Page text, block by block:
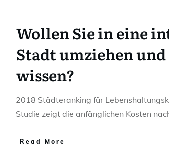
Wollen Sie in eine
Stadt umziehen
wissen?
2018 Städteranking für
Studie zeigt die anfänglichen Kosten
Read More